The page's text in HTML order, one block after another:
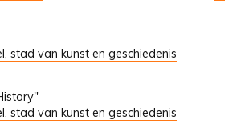
stad van kunst en geschiedenis
stad van kunst en geschiedenis